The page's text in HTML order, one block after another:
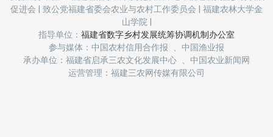
促进会
致公党福建省委会农业与农村工作委员会
福建农林大学金
山学院
指导单位： 福建省数字乡村发展统筹协调机制办公室
参与媒体：中国农村信用合作报 、中国渔业报
承办单位：福建省启承三农文化发展中心 、中国农业新闻网
运营管理：福建三农网传媒有限公司